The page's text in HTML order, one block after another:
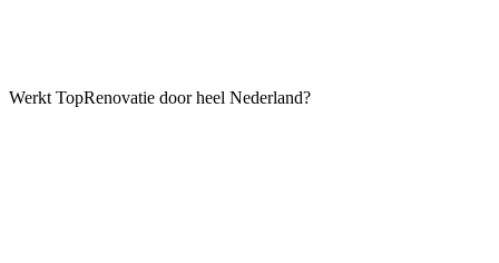
Werkt TopRenovatie door heel Nederland?